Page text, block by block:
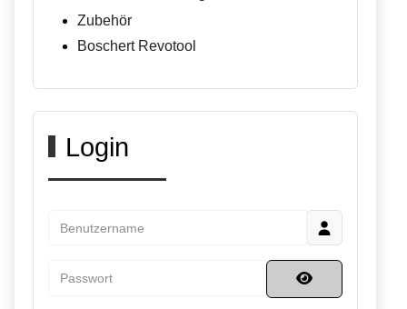
Zubehör
Boschert Revotool
Login
Passwort